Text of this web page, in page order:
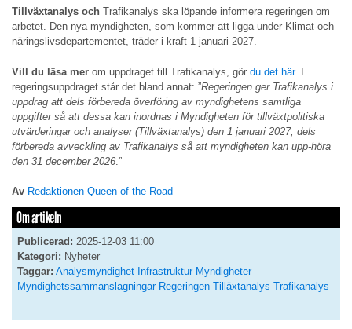
Tillväxtanalys och Trafikanalys ska löpande informera regeringen om
arbetet. Den nya myndigheten, som kommer att ligga under Klimat-och
näringslivsdepartementet, träder i kraft 1 januari 2027.
Vill du läsa mer om uppdraget till Trafikanalys, gör du det här. I
regeringsuppdraget står det bland annat: ”Regeringen ger Trafikanalys i
uppdrag att dels förbereda överföring av myndighetens samtliga
uppgifter så att dessa kan inordnas i Myndigheten för tillväxtpolitiska
utvärderingar och analyser (Tillväxtanalys) den 1 januari 2027, dels
förbereda avveckling av Trafikanalys så att myndigheten kan upp-höra
den 31 december 2026 .”
Av Redaktionen Queen of the Road
Om artikeln
Publicerad: 2025-12-03 11:00
Kategori: Nyheter
Taggar: Analysmyndighet Infrastruktur Myndigheter
Myndighetssammanslagningar Regeringen Tilläxtanalys Trafikanalys